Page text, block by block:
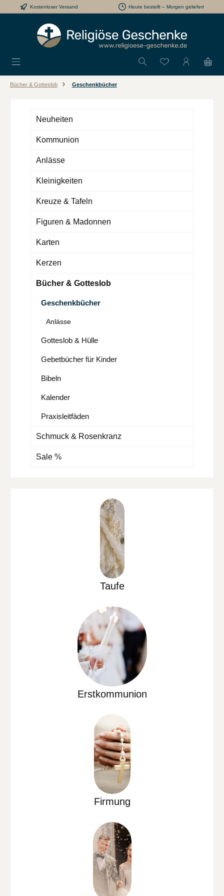
Zum Hauptinhalt springen
Kostenloser Versand Heute bestellt – Morgen geliefert
Du hast 0
Bücher & Gotteslob Geschenkbücher
Neuheiten
Kommunion
Anlässe
Kleinigkeiten
Kreuze & Tafeln
Figuren & Madonnen
Karten
Kerzen
Bücher & Gotteslob
Geschenkbücher
Anlässe
Gotteslob & Hülle
Gebetbücher für Kinder
Bibeln
Kalender
Praxisleitfäden
Schmuck & Rosenkranz
Sale %
Taufe
Erstkommunion
Firmung